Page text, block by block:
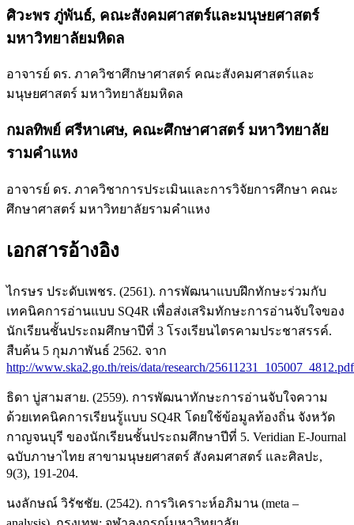
ศิวะพร ภู่พันธ์, คณะสังคมศาสตร์และมนุษยศาสตร์
มหาวิทยาลัยมหิดล
อาจารย์ ดร. ภาควิชาศึกษาศาสตร์ คณะสังคมศาสตร์และ
มนุษยศาสตร์ มหาวิทยาลัยมหิดล
กมลทิพย์ ศรีหาเศษ, คณะศึกษาศาสตร์ มหาวิทยาลัย
รามคำแหง
อาจารย์ ดร. ภาควิชาการประเมินและการวิจัยการศึกษา คณะ
ศึกษาศาสตร์ มหาวิทยาลัยรามคำแหง
เอกสารอ้างอิง
ไกรษร ประดับเพชร. (2561). การพัฒนาแบบฝึกทักษะร่วมกับ
เทคนิคการอ่านแบบ SQ4R เพื่อส่งเสริมทักษะการอ่านจับใจของ
นักเรียนชั้นประถมศึกษาปีที่ 3 โรงเรียนไตรคามประชาสรรค์.
สืบค้น 5 กุมภาพันธ์ 2562. จาก
http://www.ska2.go.th/reis/data/research/25611231_105007_4812.pdf
ธิดา บู่สามสาย. (2559). การพัฒนาทักษะการอ่านจับใจความ
ด้วยเทคนิคการเรียนรู้แบบ SQ4R โดยใช้ข้อมูลท้องถิ่น จังหวัด
กาญจนบุรี ของนักเรียนชั้นประถมศึกษาปีที่ 5. Veridian E-Journal
ฉบับภาษาไทย สาขามนุษยศาสตร์ สังคมศาสตร์ และศิลปะ,
9(3), 191-204.
นงลักษณ์ วิรัชชัย. (2542). การวิเคราะห์อภิมาน (meta –